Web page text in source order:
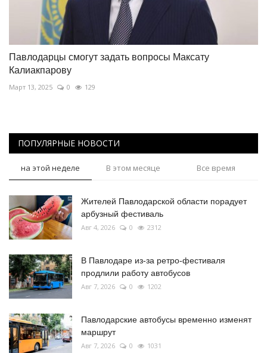
Павлодарцы смогут задать вопросы Максату
Калиакпарову
Март 13, 2025 0 129
ПОПУЛЯРНЫЕ НОВОСТИ
на этой неделе В этом месяце Все время
Жителей Павлодарской области порадует
арбузный фестиваль
Авг 4, 2026 0 2312
В Павлодаре из-за ретро-фестиваля
продлили работу автобусов
Авг 7, 2026 0 1202
Павлодарские автобусы временно изменят
маршрут
Авг 7, 2026 0 1031